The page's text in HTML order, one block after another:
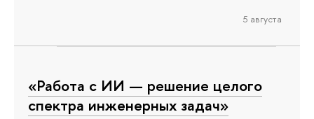
5 августа
«Работа с ИИ — решение целого
спектра инженерных задач»